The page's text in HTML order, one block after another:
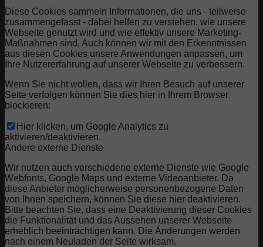
Diese Cookies sammeln Informationen, die uns - teilweise
zusammengefasst - dabei helfen zu verstehen, wie unsere
Webseite genutzt wird und wie effektiv unsere Marketing-
Maßnahmen sind. Auch können wir mit den Erkenntnissen
aus diesen Cookies unsere Anwendungen anpassen, um
Ihre Nutzererfahrung auf unserer Webseite zu verbessern.
Wenn Sie nicht wollen, dass wir Ihren Besuch auf unserer
Seite verfolgen können Sie dies hier in Ihrem Browser
blockieren:
Hier klicken, um Google Analytics zu
aktivieren/deaktivieren.
Andere externe Dienste
Wir nutzen auch verschiedene externe Dienste wie Google
Webfonts, Google Maps und externe Videoanbieter. Da
diese Anbieter möglicherweise personenbezogene Daten
von Ihnen speichern, können Sie diese hier deaktivieren.
Bitte beachten Sie, dass eine Deaktivierung dieser Cookies
die Funktionalität und das Aussehen unserer Webseite
erheblich beeinträchtigen kann. Die Änderungen werden
nach einem Neuladen der Seite wirksam.